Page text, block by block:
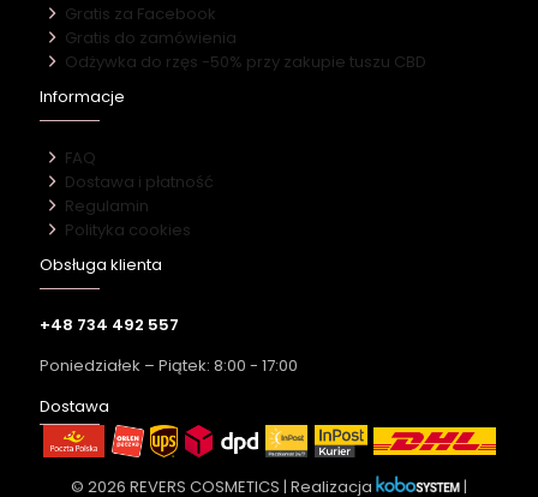
Gratis za Facebook
Gratis do zamówienia
Odżywka do rzęs -50% przy zakupie tuszu CBD
Informacje
FAQ
Dostawa i płatność
Regulamin
Polityka cookies
Obsługa klienta
+48 734 492 557
Poniedziałek – Piątek: 8:00 - 17:00
Dostawa
© 2026 REVERS COSMETICS | Realizacja |